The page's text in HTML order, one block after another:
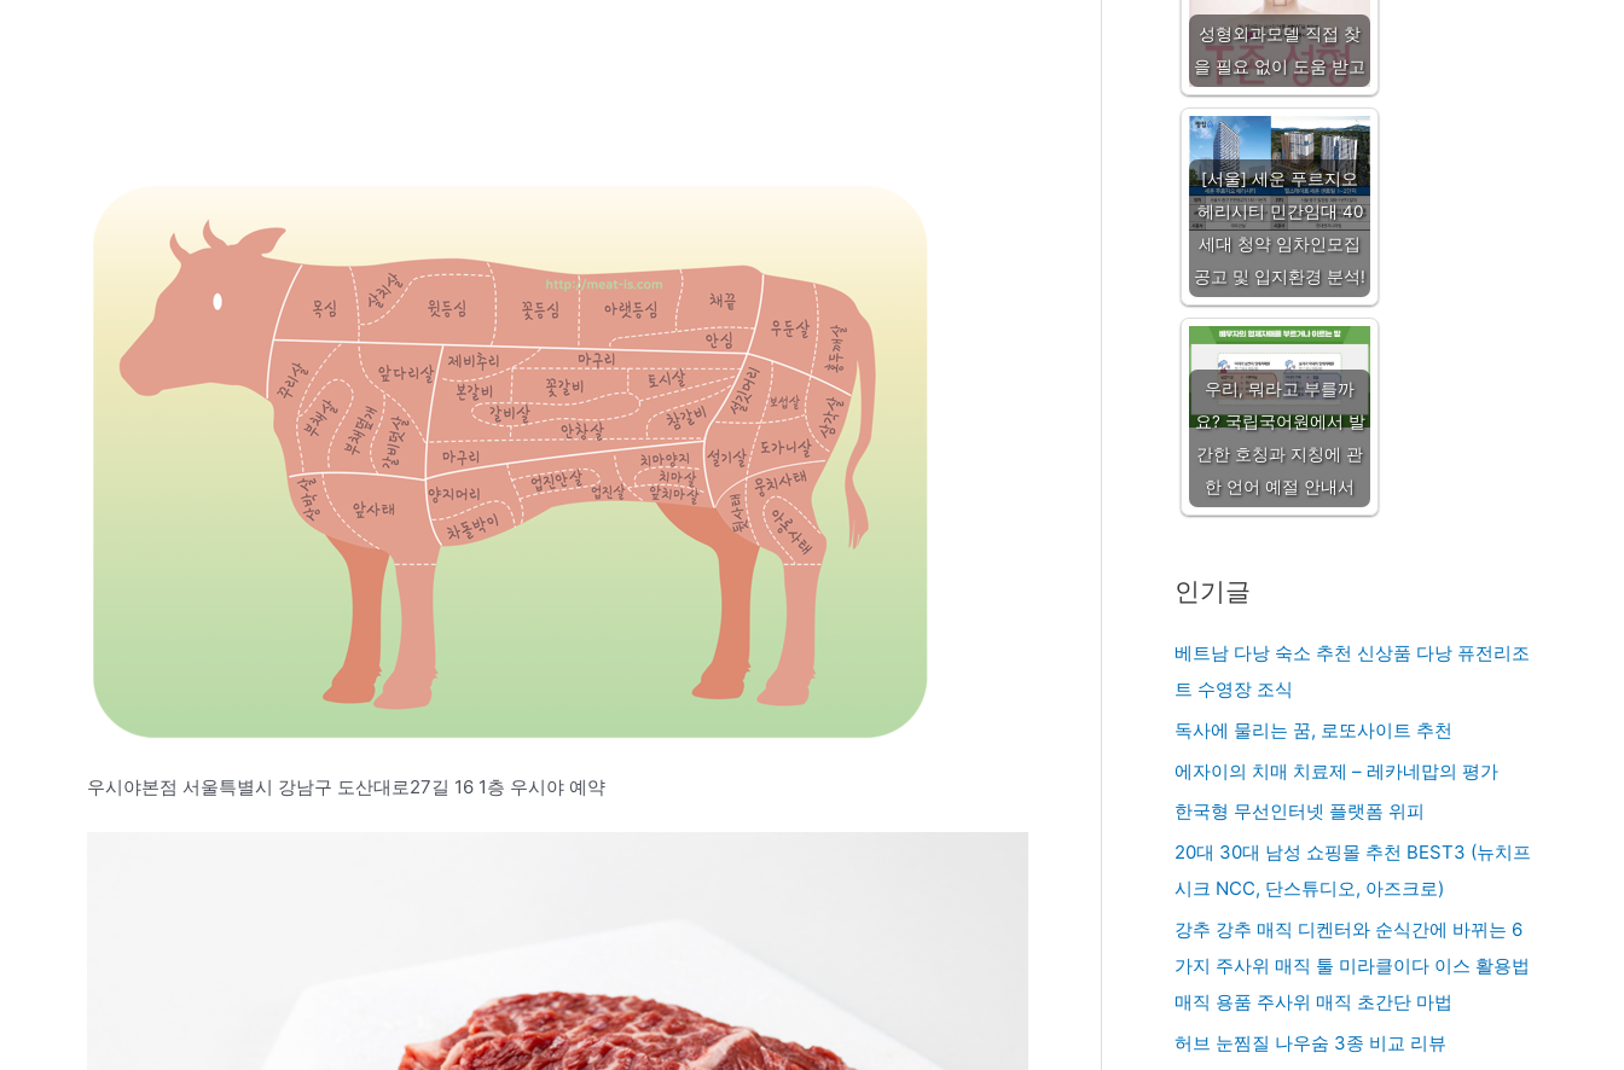
우시야본점 서울특별시 강남구 도산대로27길 16 1층 우시야 예약
성형외과모델 직접 찾
을 필요 없이 도움 받고
[서울] 세운 푸르지오
헤리시티 민간임대 40
세대 청약 임차인모집
공고 및 입지환경 분석!
우리, 뭐라고 부를까
요? 국립국어원에서 발
간한 호칭과 지칭에 관
한 언어 예절 안내서
인기글
베트남 다낭 숙소 추천 신상품 다낭 퓨전리조
트 수영장 조식
독사에 물리는 꿈, 로또사이트 추천
에자이의 치매 치료제 – 레카네맙의 평가
한국형 무선인터넷 플랫폼 위피
20대 30대 남성 쇼핑몰 추천 BEST3 (뉴치프
시크 NCC, 단스튜디오, 아즈크로)
강추 강추 매직 디켄터와 순식간에 바뀌는 6
가지 주사위 매직 툴 미라클이다 이스 활용법
매직 용품 주사위 매직 초간단 마법
허브 눈찜질 나우숨 3종 비교 리뷰